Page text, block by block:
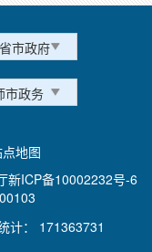
市政府
市政务
地图
新ICP备10002232号-6
计： 171363731